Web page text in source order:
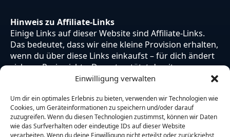
Einwilligung verwalten
Um dir ein optimales Erlebnis zu bieten, verwenden wir Technologien wie
Cookies, um Geräteinformationen zu speichern und/oder darauf
zuzugreifen. Wenn du diesen Technologien zustimmst, können wir Daten
wie das Surfverhalten oder eindeutige IDs auf dieser Website
verarbeiten. Wenn du deine Einwilligung nicht erteilst oder zurückziehst,
Hinweis zu Affiliate-Links
Einige Links auf dieser Website sind Affiliate-Links.
Das bedeutet, dass wir eine kleine Provision erhalten,
wenn du über diese Links einkaufst – für dich ändert
sich am Preis nichts. Du unterstützt damit unsere
Arbeit. Vielen Dank dafür!